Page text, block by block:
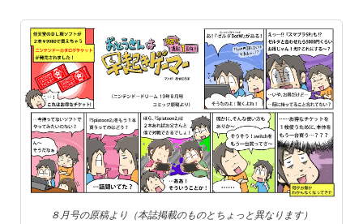
８月号の原稿より（本誌掲載のものとちょっと異なります）